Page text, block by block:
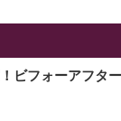
ビフォーアフタ